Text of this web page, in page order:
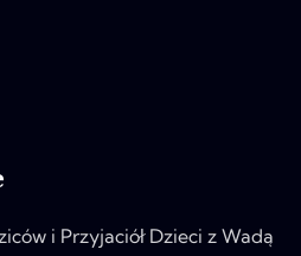
i Przyjaciół Dzieci z Wadą